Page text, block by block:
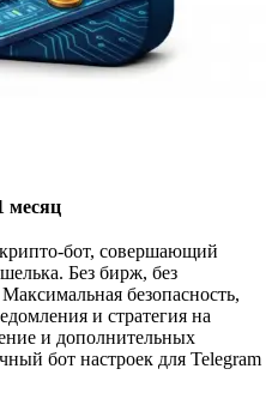
месяц
бот, совершающий
Без бирж, без
безопасность,
и стратегия на
и дополнительных
бот настроек для Telegram